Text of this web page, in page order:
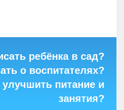
ребёнка в сад?
о воспитателях?
улучшить питание и
занятия?